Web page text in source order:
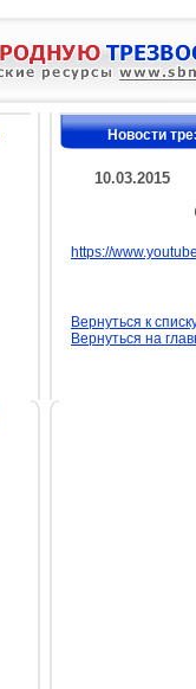
Новости
10.03.2015
https://
Вернуться к
Вернуться на